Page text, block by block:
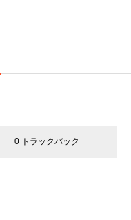
0 トラックバック